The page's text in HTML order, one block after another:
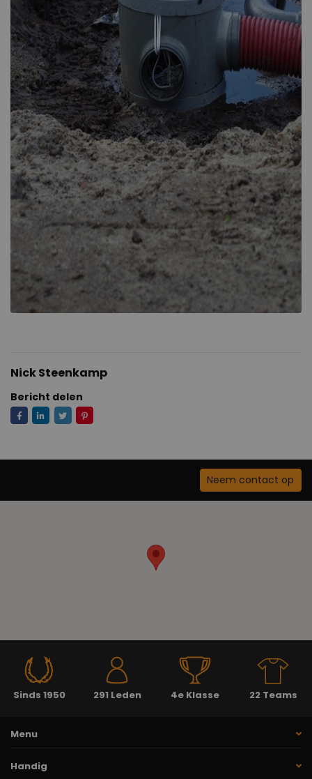
Nick Steenkamp
Bericht delen
Neem contact op
Sinds 1950 291 Leden 4e Klasse 22 Teams
Menu
Handig